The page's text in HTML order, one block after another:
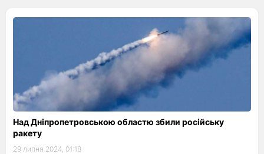
Над Дніпропетровською областю збили російську
ракету
29 липня 2024, 01:18